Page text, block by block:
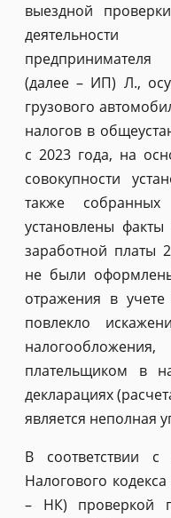
выездной
предпринимателя
(далее – ИП) Л.,
грузового
налогов в
с 2023 года, на
совокупности
также собранных
установлены
заработной платы
не были
отражения в
повлекло
плательщиком в
декларациях
является неполная
В соответствии
Налогового
– НК) проверкой